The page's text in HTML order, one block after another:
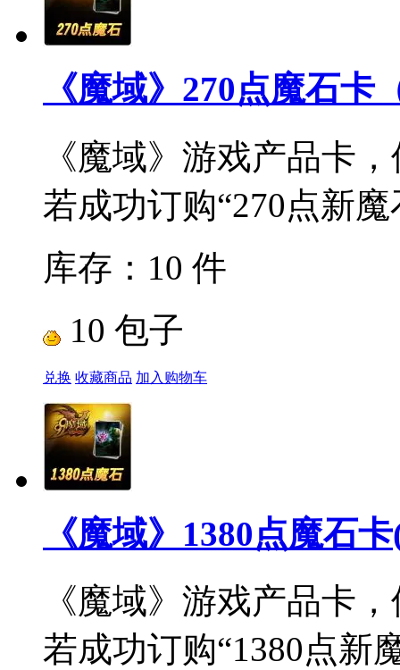
《魔域》270点魔石
《魔域》游戏产品卡
若成功订购“270点新
库存：10 件
10 包子
兑换 收藏商品 加入购物车
《魔域》1380点魔石
《魔域》游戏产品卡
若成功订购“1380点新